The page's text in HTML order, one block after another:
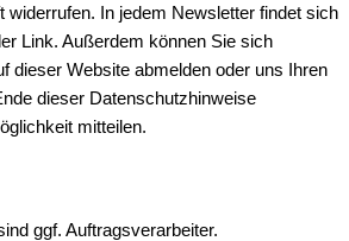
widerrufen. In jedem Newsletter findet sich
Link. Außerdem können Sie sich
dieser Website abmelden oder uns Ihren
dieser Datenschutzhinweise
mitteilen.
ggf. Auftragsverarbeiter.